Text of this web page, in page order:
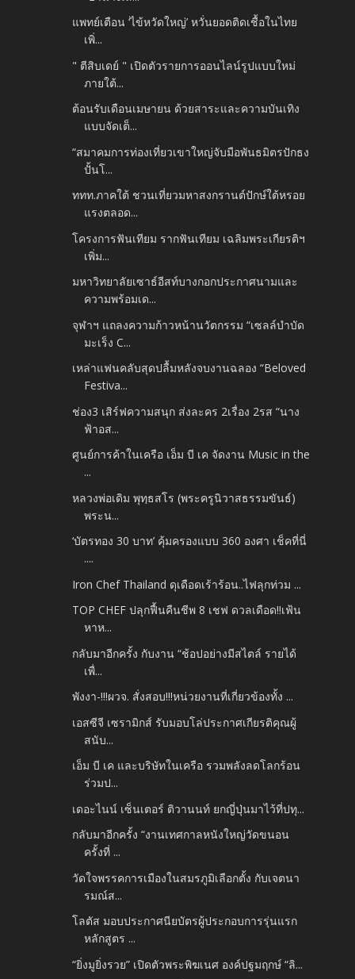
แพทย์เตือน ‘ไข้หวัดใหญ่’ หวั่นยอดติดเชื้อในไทย
เพิ่...
" ตีสิบเดย์ " เปิดตัวรายการออนไลน์รูปแบบใหม่
ภายใต้...
ต้อนรับเดือนเมษายน ด้วยสาระและความบันเทิง
แบบจัดเต็...
“สมาคมการท่องเที่ยวเขาใหญ่จับมือพันธมิตรปักธง
ปั้นโ...
ททท.ภาคใต้ ชวนเที่ยวมหาสงกรานต์ปักษ์ใต้หรอย
แรงตลอด...
โครงการฟันเทียม รากฟันเทียม เฉลิมพระเกียรติฯ
เพิ่ม...
มหาวิทยาลัยเซาธ์อีสท์บางกอกประกาศนามและ
ความพร้อมเด...
จุฬาฯ แถลงความก้าวหน้านวัตกรรม “เซลล์บำบัด
มะเร็ง C...
เหล่าแฟนคลับสุดปลื้มหลังจบงานฉลอง “Beloved
Festiva...
ช่อง3 เสิร์ฟความสนุก ส่งละคร 2เรื่อง 2รส “นาง
ฟ้าอส...
ศูนย์การค้าในเครือ เอ็ม บี เค จัดงาน Music in the
...
หลวงพ่อเดิม พุทฺธสโร (พระครูนิวาสธรรมขันธ์)
พระน...
‘บัตรทอง 30 บาท’ คุ้มครองแบบ 360 องศา เช็คที่นี่
....
Iron Chef Thailand ดุเดือดเร้าร้อน..ไฟลุกท่วม ...
TOP CHEF ปลุกฟื้นคืนชีพ 8 เชฟ ดวลเดือด!!เฟ้น
หาห...
กลับมาอีกครั้ง กับงาน “ช้อปอย่างมีสไตล์ รายได้
เพื่...
พังงา-!!!ผวจ. สั่งสอบ!!!หน่วยงานที่เกี่ยวข้องทั้ง ...
เอสซีจี เซรามิกส์ รับมอบโล่ประกาศเกียรติคุณผู้
สนับ...
เอ็ม บี เค และบริษัทในเครือ รวมพลังลดโลกร้อน
ร่วมป...
เดอะไนน์ เซ็นเตอร์ ติวานนท์ ยกญี่ปุ่นมาไว้ที่ปทุ...
กลับมาอีกครั้ง “งานเทศกาลหนังใหญ่วัดขนอน
ครั้งที่ ...
วัดใจพรรคการเมืองในสมรภูมิเลือกตั้ง กับเจตนา
รมณ์ส...
โลตัส มอบประกาศนียบัตรผู้ประกอบการรุ่นแรก
หลักสูตร ...
“ยิ่งมูยิ่งรวย” เปิดตัวพระพิฆเนศ องค์ปฐมฤกษ์ “ลิ...